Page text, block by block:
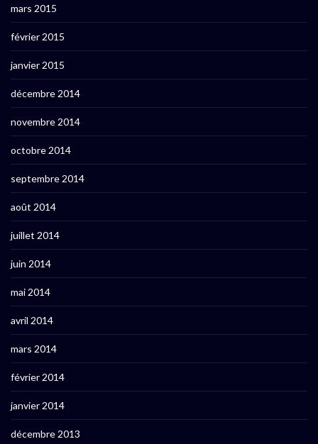
mars 2015
février 2015
janvier 2015
décembre 2014
novembre 2014
octobre 2014
septembre 2014
août 2014
juillet 2014
juin 2014
mai 2014
avril 2014
mars 2014
février 2014
janvier 2014
décembre 2013